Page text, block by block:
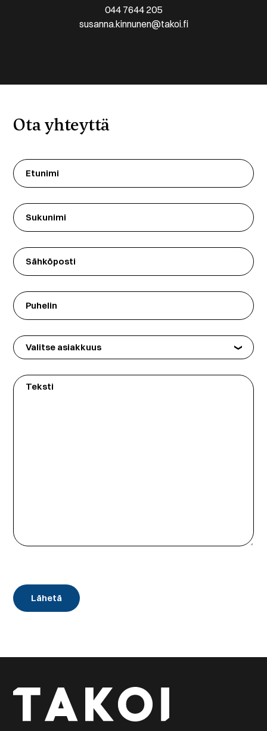
044 7644 205
susanna.kinnunen@takoi.fi
Ota yhteyttä
Etunimi
(Required)
Sukunimi
Sähköposti
Puhelin
Valitse
asiakkuus
Teksti